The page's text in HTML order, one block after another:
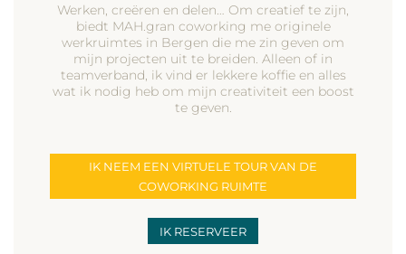
Werken, creëren en delen… Om creatief te zijn,
biedt MAH.gran coworking me originele
werkruimtes in Bergen die me zin geven om
mijn projecten uit te breiden. Alleen of in
teamverband, ik vind er lekkere koffie en alles
wat ik nodig heb om mijn creativiteit een boost
te geven.
IK NEEM EEN VIRTUELE TOUR VAN DE
COWORKING RUIMTE
IK RESERVEER